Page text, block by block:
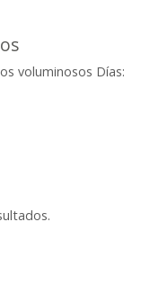
voluminosos Días: